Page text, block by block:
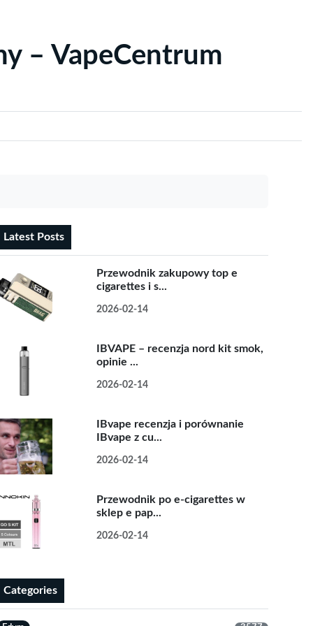
– VapeCentrum
Latest Posts
Przewodnik zakupowy top e
cigarettes i s...
2026-02-14
IBVAPE – recenzja nord kit smok,
opinie ...
2026-02-14
IBvape recenzja i porównanie
IBvape z cu...
2026-02-14
Przewodnik po e-cigarettes w
sklep e pap...
2026-02-14
Categories